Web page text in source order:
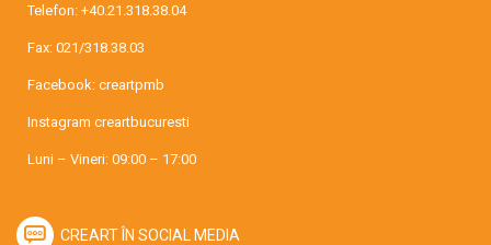
Telefon: +40.21.318.38.04
Fax: 021/318.38.03
Facebook: creartpmb
Instagram creartbucuresti
Luni – Vineri: 09:00 – 17:00
CREART ÎN SOCIAL MEDIA